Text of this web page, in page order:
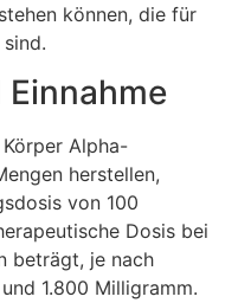
können, die für
Alpha-
herstellen,
von 100
Dosis bei
beträgt, je nach
1.800 Milligramm.